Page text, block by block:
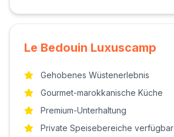
Le Bedouin Luxuscamp
Gehobenes Wüstenerlebnis
Gourmet-marokkanische Küche
Premium-Unterhaltung
Private Speisebereiche verfügbar